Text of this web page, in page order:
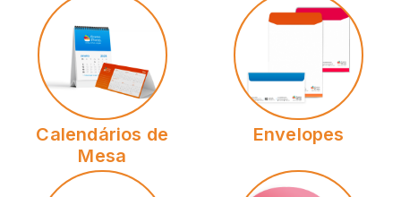
Calendários de
Mesa
Envelopes